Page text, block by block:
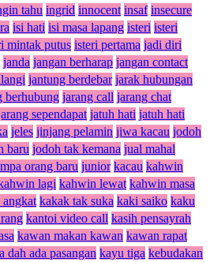
tahu ingrid innocent insaf insecure
isi hati isi masa lapang isteri isteri
mintak putus isteri pertama jadi diri
janda jangan berharap jangan contact
jantung berdebar jarak hubungan
berhubung jarang call jarang chat
sependapat jatuh hati jatuh hati
jeles jinjang pelamin jiwa kacau jodoh
baru jodoh tak kemana jual mahal
orang baru junior kacau kahwin
lagi kahwin lewat kahwin masa
kakak tak suka kaki saiko kaku
kantoi video call kasih pensayrah
kawan makan kawan kawan rapat
dah ada pasangan kayu tiga kebudakan